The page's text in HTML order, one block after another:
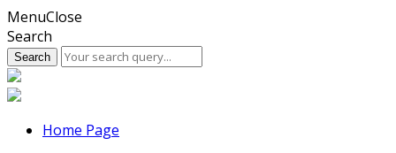
Skip
to
content
MenuClose
Search
Home Page